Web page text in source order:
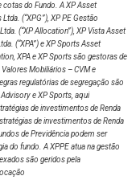
do Fundo. A XP Asset
(“XPG”), XP PE Gestão
(“XP Allocation”), XP Vista Asset
(“XPA”) e XP Sports Asset
XPA e XP Sports são gestoras de
Mobiliários – CVM e
regulatórias de segregação são
e XP Sports, aqui
de investimentos de Renda
de investimentos de Renda
de Previdência podem ser
do fundo. A XPPE atua na gestão
são geridos pela